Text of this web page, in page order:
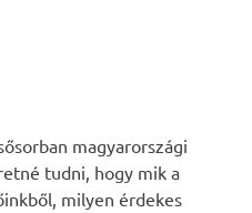
magyarországi
tudni, hogy mik a
milyen érdekes